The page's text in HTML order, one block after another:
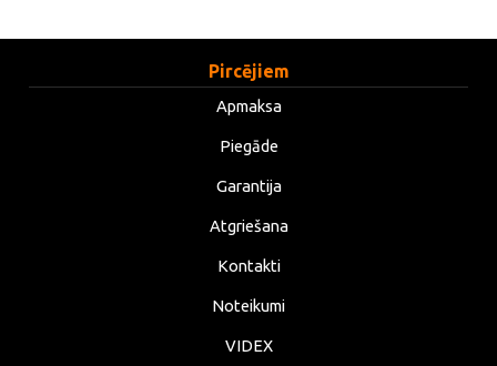
Pircējiem
Apmaksa
Piegāde
Garantija
Atgriešana
Kontakti
Noteikumi
VIDEX